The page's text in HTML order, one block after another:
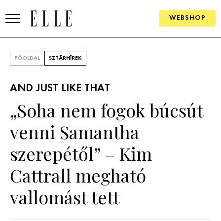
WEBSHOP
SZÉPSÉG
ÉLETMÓD
FŐOLDAL SZTÁRHÍREK
AND JUST LIKE THAT
„Soha nem fogok búcsút
venni Samantha
szerepétől” – Kim
Cattrall megható
vallomást tett